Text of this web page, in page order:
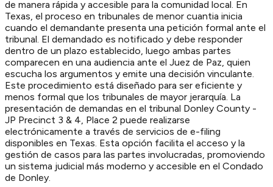
de manera rápida y accesible para la comunidad local. En
Texas, el proceso en tribunales de menor cuantia inicia
cuando el demandante presenta una petición formal ante el
tribunal. El demandado es notificado y debe responder
dentro de un plazo establecido, luego ambas partes
comparecen en una audiencia ante el Juez de Paz, quien
escucha los argumentos y emite una decisión vinculante.
Este procedimiento está diseñado para ser eficiente y
menos formal que los tribunales de mayor jerarquía. La
presentación de demandas en el tribunal Donley County -
JP Precinct 3 & 4, Place 2 puede realizarse
electrónicamente a través de servicios de e-filing
disponibles en Texas. Esta opción facilita el acceso y la
gestión de casos para las partes involucradas, promoviendo
un sistema judicial más moderno y accesible en el Condado
de Donley.